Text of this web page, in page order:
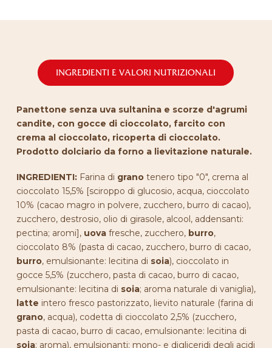
INGREDIENTI E VALORI NUTRIZIONALI
Panettone senza uva sultanina e scorze d'agrumi
candite, con gocce di cioccolato, farcito con
crema al cioccolato, ricoperta di cioccolato.
Prodotto dolciario da forno a lievitazione naturale.
INGREDIENTI:Farina di granotenero tipo "0", crema al
cioccolato 15,5% [sciroppo di glucosio, acqua, cioccolato
10% (cacao magro in polvere, zucchero, burro di cacao),
zucchero, destrosio, olio di girasole, alcool, addensanti:
pectina; aromi], uovafresche, zucchero, burro,
cioccolato 8% (pasta di cacao, zucchero, burro di cacao,
burro, emulsionante: lecitina di soia), cioccolato in
gocce 5,5% (zucchero, pasta di cacao, burro di cacao,
emulsionante: lecitina di soia; aroma naturale di vaniglia),
latte intero fresco pastorizzato, lievito naturale (farina di
grano, acqua), codetta di cioccolato 2,5% (zucchero,
pasta di cacao, burro di cacao, emulsionante: lecitina di
soia; aroma), emulsionanti: mono- e digliceridi degli acidi